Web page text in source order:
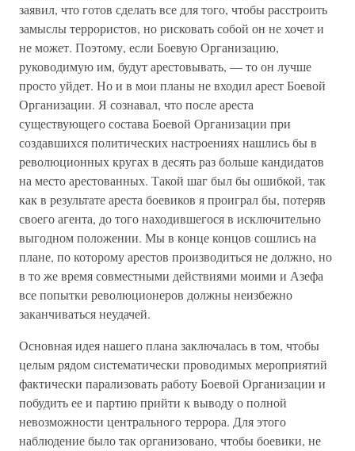
заявил, что готов сделать все для того, чтобы расстроить
замыслы террористов, но рисковать собой он не хочет и
не может. Поэтому, если Боевую Организацию,
руководимую им, будут арестовывать, — то он лучше
просто уйдет. Но и в мои планы не входил арест Боевой
Организации. Я сознавал, что после ареста
существующего состава Боевой Организации при
создавшихся политических настроениях нашлись бы в
революционных кругах в десять раз больше кандидатов
на место арестованных. Такой шаг был бы ошибкой, так
как в результате ареста боевиков я проиграл бы, потеряв
своего агента, до того находившегося в исключительно
выгодном положении. Мы в конце концов сошлись на
плане, по которому арестов производиться не должно, но
в то же время совместными действиями моими и Азефа
все попытки революционеров должны неизбежно
заканчиваться неудачей.
Основная идея нашего плана заключалась в том, чтобы
целым рядом систематически проводимых мероприятий
фактически парализовать работу Боевой Организации и
побудить ее и партию прийти к выводу о полной
невозможности центрального террора. Для этого
наблюдение было так организовано, чтобы боевики, не